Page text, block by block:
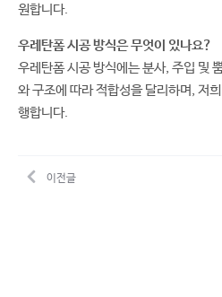
원합니다.
우레탄폼 시공 방식은 무엇이 있나요?
우레탄폼 시공 방식에는 분사, 주입 및
와 구조에 따라 적합성을 달리하며, 저
행합니다.
이전글